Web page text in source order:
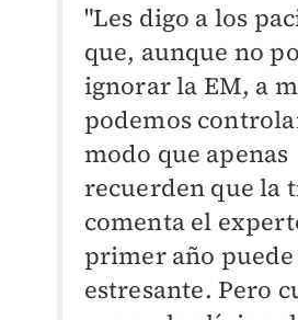
"Les digo a los
que, aunque no
ignorar la EM, a
podemos
modo que apenas
recuerden que la
comenta el
primer año
estresante. Pero